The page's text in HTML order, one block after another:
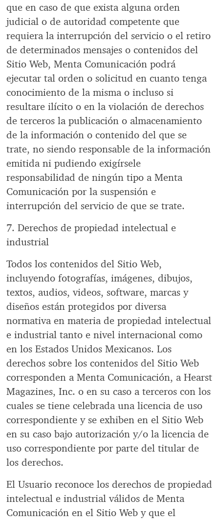
que en caso de que exista alguna orden
judicial o de autoridad competente que
requiera la interrupción del servicio o el retiro
de determinados mensajes o contenidos del
Sitio Web, Menta Comunicación podrá
ejecutar tal orden o solicitud en cuanto tenga
conocimiento de la misma o incluso si
resultare ilícito o en la violación de derechos
de terceros la publicación o almacenamiento
de la información o contenido del que se
trate, no siendo responsable de la información
emitida ni pudiendo exigírsele
responsabilidad de ningún tipo a Menta
Comunicación por la suspensión e
interrupción del servicio de que se trate.
7. Derechos de propiedad intelectual e
industrial
Todos los contenidos del Sitio Web,
incluyendo fotografías, imágenes, dibujos,
textos, audios, videos, software, marcas y
diseños están protegidos por diversa
normativa en materia de propiedad intelectual
e industrial tanto e nivel internacional como
en los Estados Unidos Mexicanos. Los
derechos sobre los contenidos del Sitio Web
corresponden a Menta Comunicación, a Hearst
Magazines, Inc. o en su caso a terceros con los
cuales se tiene celebrada una licencia de uso
correspondiente y se exhiben en el Sitio Web
en su caso bajo autorización y/o la licencia de
uso correspondiente por parte del titular de
los derechos.
El Usuario reconoce los derechos de propiedad
intelectual e industrial válidos de Menta
Comunicación en el Sitio Web y que el